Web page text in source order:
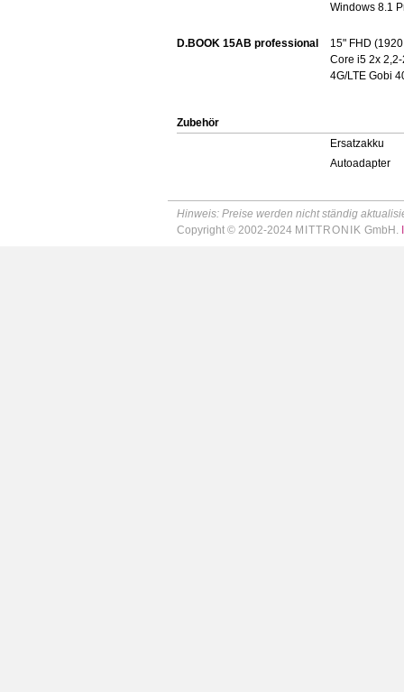
Windows 8.1
D.BOOK 15AB professional
15" FHD
Core i5 2x
4G/LTE Gobi
Zubehör
Ersatzakku
Autoadapter
Hinweis: Preise werden nicht ständig
Copyright © 2002-2024 MITTRONIK GmbH.